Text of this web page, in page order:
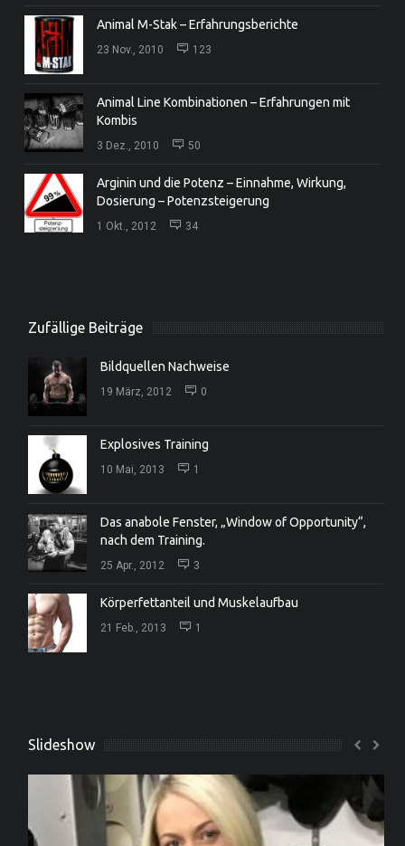
Animal M-Stak – Erfahrungsberichte
23 Nov., 2010 123
Animal Line Kombinationen – Erfahrungen mit
Kombis
3 Dez., 2010 50
Arginin und die Potenz – Einnahme, Wirkung,
Dosierung – Potenzsteigerung
1 Okt., 2012 34
Zufällige Beiträge
Bildquellen Nachweise
19 März, 2012 0
Explosives Training
10 Mai, 2013 1
Das anabole Fenster, „Window of Opportunity“,
nach dem Training.
25 Apr., 2012 3
Körperfettanteil und Muskelaufbau
21 Feb., 2013 1
Slideshow